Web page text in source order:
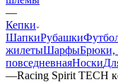
—
Кепки
ШапкиРубашки
жилетыШарфыБрюки,
повседневнаяНоски
—Racing Spirit TECH